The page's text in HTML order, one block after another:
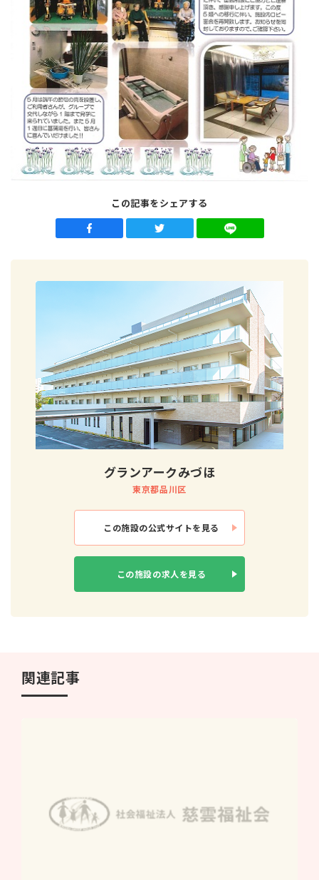
この記事をシェアする
グランアークみづほ
東京都品川区
この施設の公式サイトを見る
この施設の求人を見る
関連記事